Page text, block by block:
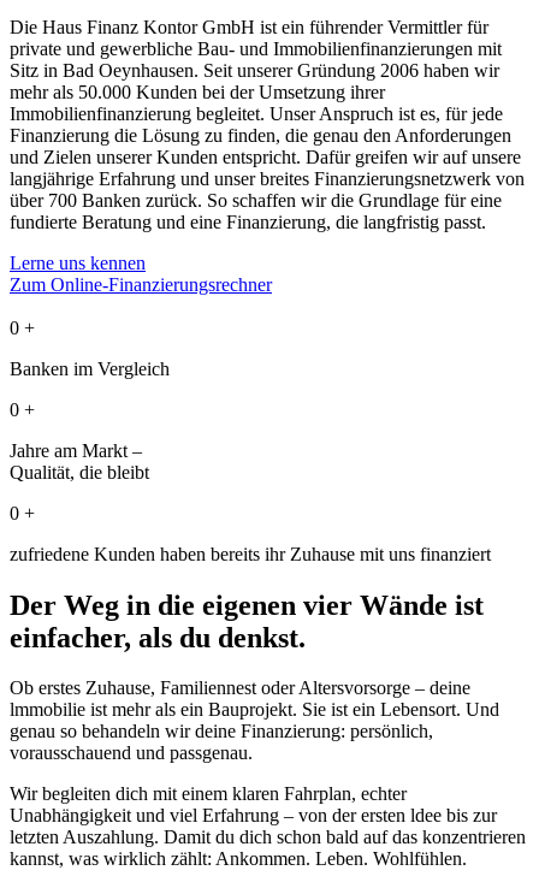
Die Haus Finanz Kontor GmbH ist ein führender Vermittler für
private und gewerbliche Bau- und Immobilienfinanzierungen mit
Sitz in Bad Oeynhausen. Seit unserer Gründung 2006 haben wir
mehr als 50.000 Kunden bei der Umsetzung ihrer
Immobilienfinanzierung begleitet. Unser Anspruch ist es, für jede
Finanzierung die Lösung zu finden, die genau den Anforderungen
und Zielen unserer Kunden entspricht. Dafür greifen wir auf unsere
langjährige Erfahrung und unser breites Finanzierungsnetzwerk von
über 700 Banken zurück. So schaffen wir die Grundlage für eine
fundierte Beratung und eine Finanzierung, die langfristig passt.
Lerne uns kennen
Zum Online-Finanzierungsrechner
0 +
Banken im Vergleich
0 +
Jahre am Markt –
Qualität, die bleibt
0 +
zufriedene Kunden haben bereits ihr Zuhause mit uns finanziert
Der Weg in die eigenen vier Wände ist
einfacher, als du denkst.
Ob erstes Zuhause, Familiennest oder Altersvorsorge – deine
lmmobilie ist mehr als ein Bauprojekt. Sie ist ein Lebensort. Und
genau so behandeln wir deine Finanzierung: persönlich,
vorausschauend und passgenau.
Wir begleiten dich mit einem klaren Fahrplan, echter
Unabhängigkeit und viel Erfahrung – von der ersten ldee bis zur
letzten Auszahlung. Damit du dich schon bald auf das konzentrieren
kannst, was wirklich zählt: Ankommen. Leben. Wohlfühlen.